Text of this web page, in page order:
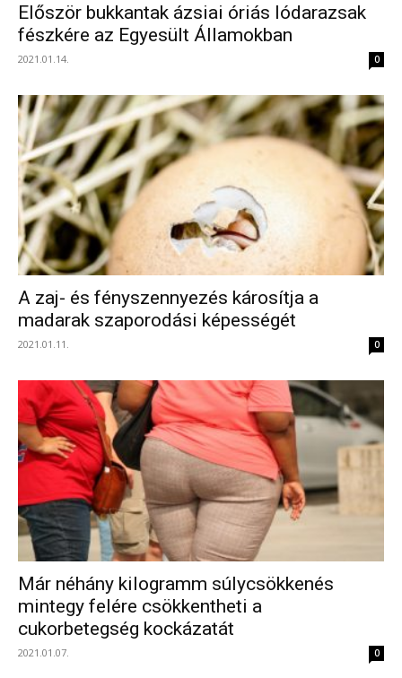
Először bukkantak ázsiai óriás lódarazsak
fészkére az Egyesült Államokban
2021.01.14. 0
A zaj- és fényszennyezés károsítja a
madarak szaporodási képességét
2021.01.11. 0
Már néhány kilogramm súlycsökkenés
mintegy felére csökkentheti a
cukorbetegség kockázatát
2021.01.07. 0